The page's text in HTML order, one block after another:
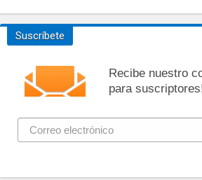
Suscríbete
Recibe nuestro
para